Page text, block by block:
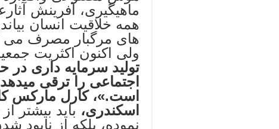
ماهیگیری، آفرینش
همه خلاقیت انسان
های مرگبار مصرف می
ولی اکنون اکثریت
تولید سرمایه داری در
اجتماعی را ترقی
است.»، کارل مارکس
اسکندری، باید بیشتر
نموده، بلکه از